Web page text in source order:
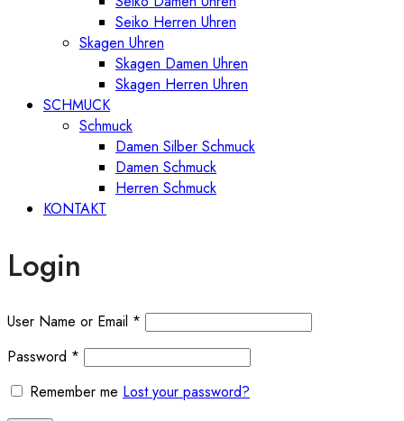
Seiko Herren Uhren
Skagen Uhren
Skagen Damen Uhren
Skagen Herren Uhren
SCHMUCK
Schmuck
Damen Silber Schmuck
Damen Schmuck
Herren Schmuck
KONTAKT
Login
User Name or Email *
Password *
Remember me Lost your password?